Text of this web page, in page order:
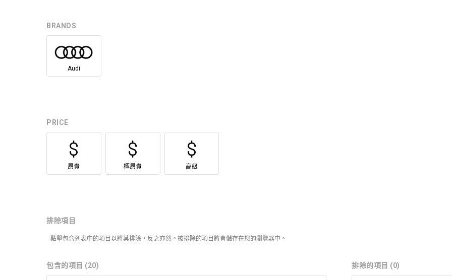
BRANDS
Audi
PRICE
昂貴 極昂貴 高級
排除項目
點擊包含列表中的項目以將其排除，反之亦然。被排除的項目將會儲存在您的瀏覽器中。
包含的項目 (20) 排除的項目 (0)